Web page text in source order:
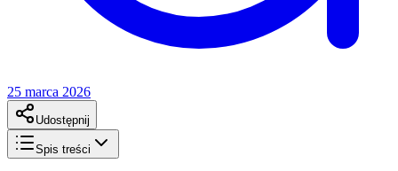
25 marca 2026
Udostępnij
Spis treści